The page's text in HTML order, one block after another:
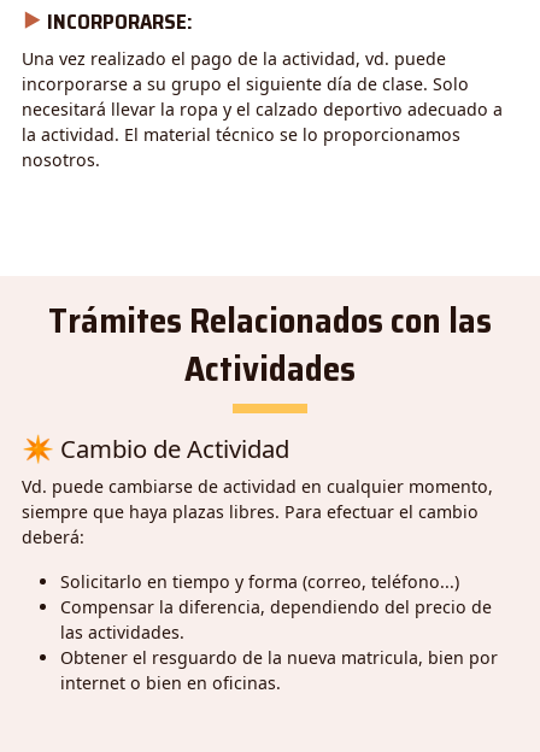
⯈ INCORPORARSE:
Una vez realizado el pago de la actividad, vd. puede
incorporarse a su grupo el siguiente día de clase. Solo
necesitará llevar la ropa y el calzado deportivo adecuado a
la actividad. El material técnico se lo proporcionamos
nosotros.
Trámites Relacionados con las
Actividades
✴ Cambio de Actividad
Vd. puede cambiarse de actividad en cualquier momento,
siempre que haya plazas libres. Para efectuar el cambio
deberá:
Solicitarlo en tiempo y forma (correo, teléfono...)
Compensar la diferencia, dependiendo del precio de
las actividades.
Obtener el resguardo de la nueva matricula, bien por
internet o bien en oficinas.